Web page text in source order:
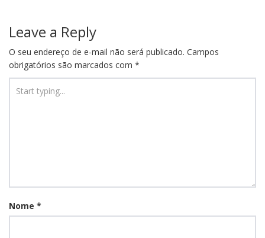
Leave a Reply
O seu endereço de e-mail não será publicado. Campos
obrigatórios são marcados com *
Nome *